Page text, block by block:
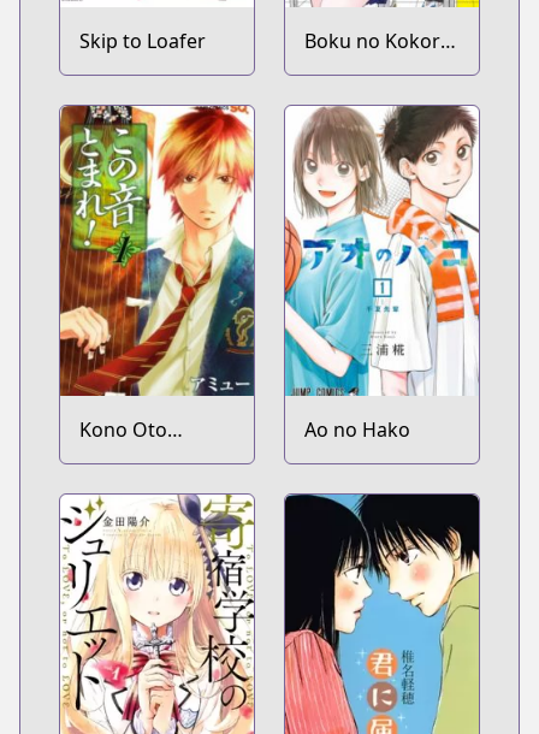
Skip to Loafer
Boku no Kokoro
no Yabai Yatsu
Kono Oto
Tomare!
Ao no Hako